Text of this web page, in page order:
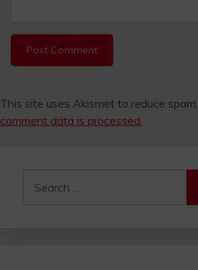
This site uses Akismet to reduce spam.
comment data is processed.
for: